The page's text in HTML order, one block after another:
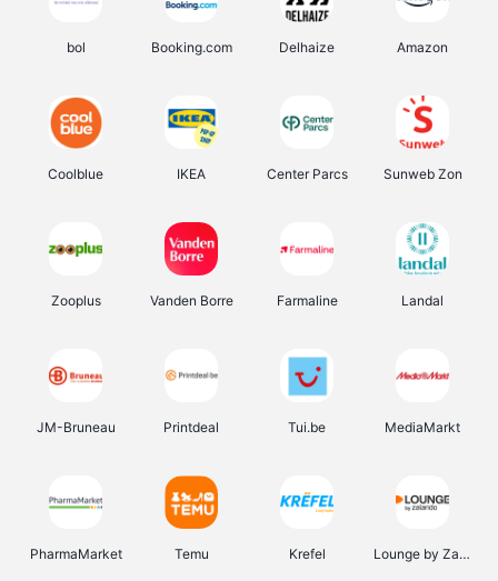
bol Booking.com Delhaize Amazon
Coolblue IKEA Center Parcs Sunweb Zon
Zooplus Vanden Borre Farmaline Landal
JM-Bruneau Printdeal Tui.be MediaMarkt
PharmaMarket Temu Krefel Lounge by Zalando